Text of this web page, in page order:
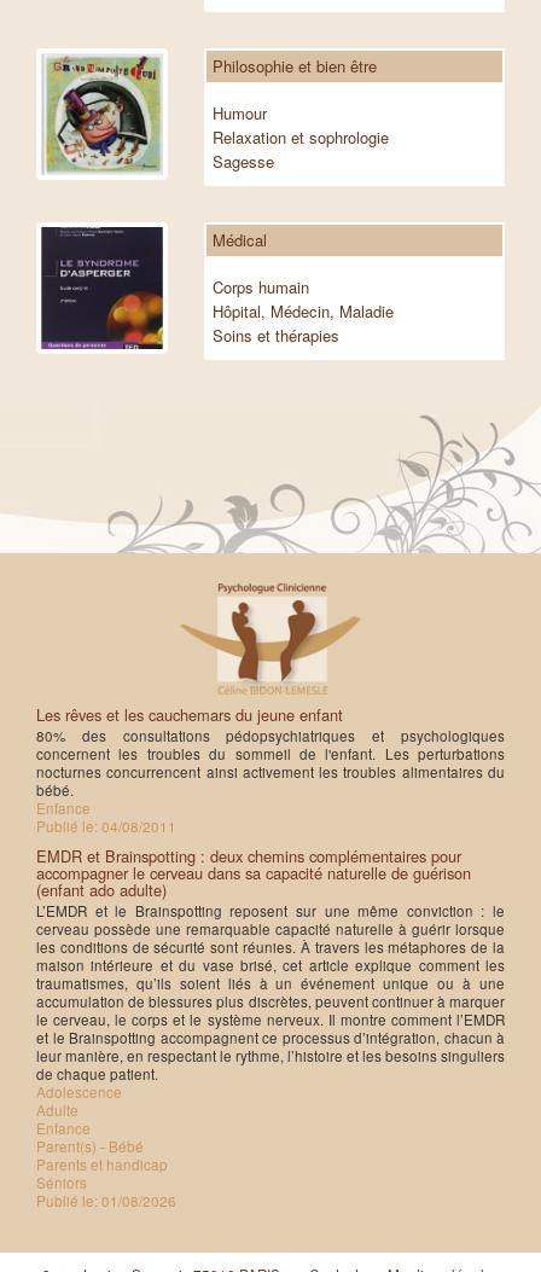
Philosophie et bien être
Humour
Relaxation et sophrologie
Sagesse
Médical
Corps humain
Hôpital, Médecin, Maladie
Soins et thérapies
Les rêves et les cauchemars du jeune enfant
80% des consultations pédopsychiatriques et psychologiques
concernent les troubles du sommeil de l'enfant. Les perturbations
nocturnes concurrencent ainsi activement les troubles alimentaires du
bébé.
Enfance
Publié le: 04/08/2011
EMDR et Brainspotting : deux chemins complémentaires pour
accompagner le cerveau dans sa capacité naturelle de guérison
(enfant ado adulte)
L’EMDR et le Brainspotting reposent sur une même conviction : le
cerveau possède une remarquable capacité naturelle à guérir lorsque
les conditions de sécurité sont réunies. À travers les métaphores de la
maison intérieure et du vase brisé, cet article explique comment les
traumatismes, qu’ils soient liés à un événement unique ou à une
accumulation de blessures plus discrètes, peuvent continuer à marquer
le cerveau, le corps et le système nerveux. Il montre comment l’EMDR
et le Brainspotting accompagnent ce processus d’intégration, chacun à
leur manière, en respectant le rythme, l’histoire et les besoins singuliers
de chaque patient.
Adolescence
Adulte
Enfance
Parent(s) - Bébé
Parents et handicap
Séniors
Publié le: 01/08/2026